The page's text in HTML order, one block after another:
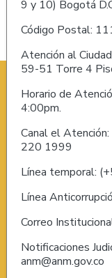
9 y 10) Bogotá
Código Postal:
Atención al
59-51 Torre 4
Horario de
4:00pm.
Canal el
220 1999
Línea temporal:
Línea
Correo
Notificaciones
anm@anm.gov.co